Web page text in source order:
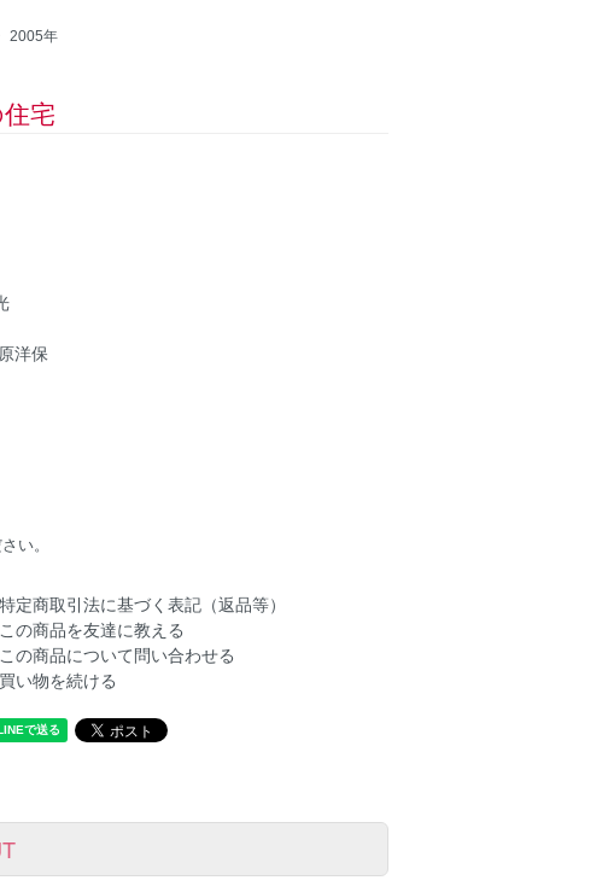
2005年
住宅
洋保
い。
特定商取引法に基づく表記（返品等）
この商品を友達に教える
この商品について問い合わせる
買い物を続ける